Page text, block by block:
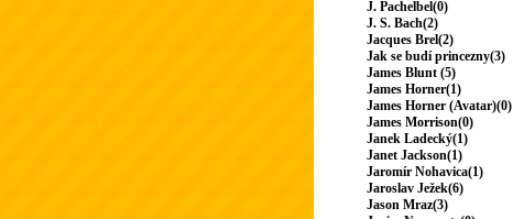
J. Pachelbel(0)
J. S. Bach(2)
Jacques Brel(2)
Jak se budí princezny(3)
James Blunt (5)
James Horner(1)
James Horner (Avatar)(0)
James Morrison(0)
Janek Ladecký(1)
Janet Jackson(1)
Jaromír Nohavica(1)
Jaroslav Ježek(6)
Jason Mraz(3)